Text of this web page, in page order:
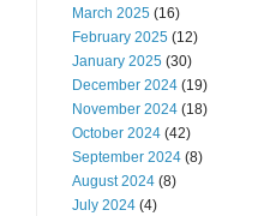
March 2025 (16)
February 2025 (12)
January 2025 (30)
December 2024 (19)
November 2024 (18)
October 2024 (42)
September 2024 (8)
August 2024 (8)
July 2024 (4)